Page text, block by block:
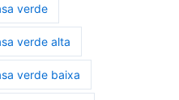
verde
verde alta
verde baixa